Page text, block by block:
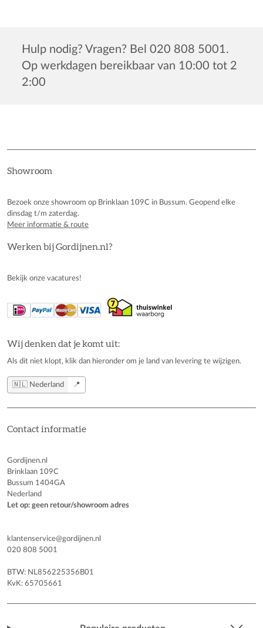
Hulp nodig? Vragen? Bel 020 808 5001.
Op werkdagen bereikbaar van 10:00 tot 2
2:00
Showroom
Bezoek onze showroom op Brinklaan 109C in Bussum. Geopend elke
dinsdag t/m zaterdag.
Meer informatie & route
Werken bij Gordijnen.nl?
Bekijk onze vacatures!
Wij denken dat je komt uit:
Als dit niet klopt, klik dan hieronder om je land van levering te wijzigen.
🇳🇱 Nederland 📍
Contact informatie
Gordijnen.nl
Brinklaan 109C
Bussum 1404GA
Nederland
Let op: geen retour/showroom adres
klantenservice@gordijnen.nl
020 808 5001
BTW: NL856225356B01
KvK: 65705661